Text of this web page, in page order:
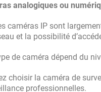
analogiques ou
caméras IP sont
et la possibilité
de caméra dépend du
choisir la caméra de
professionnelles.